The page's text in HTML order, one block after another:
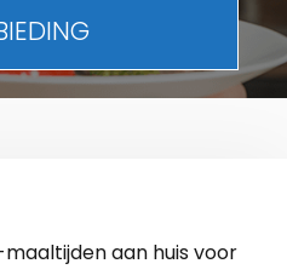
aan huis voor